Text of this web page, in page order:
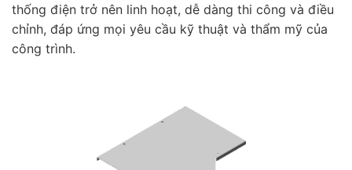
thống điện trở nên linh hoạt, dễ dàng thi công và điều
chỉnh, đáp ứng mọi yêu cầu kỹ thuật và thẩm mỹ của
công trình.